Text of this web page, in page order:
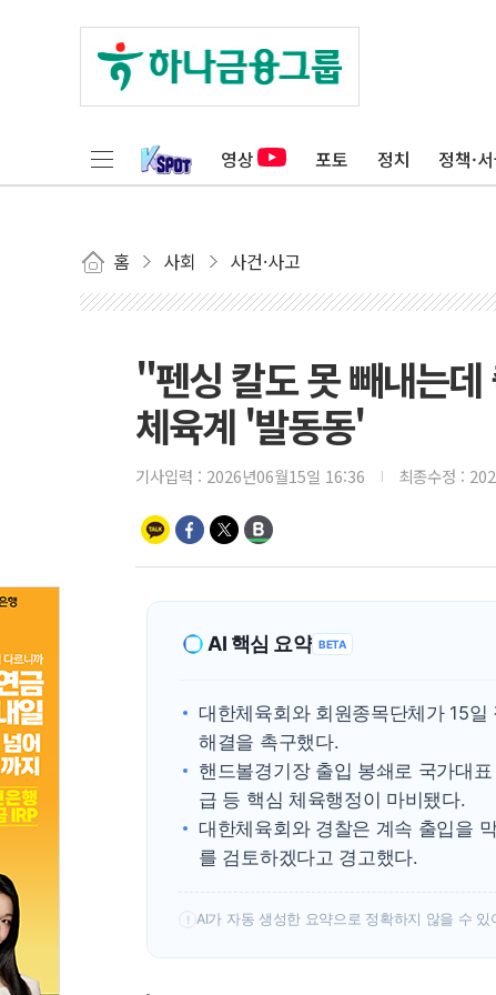
영상 포토 정치 정책·
홈 사회 사건·사고
"펜싱 칼도 못 빼내는
체육계 '발동동'
기사입력 : 2026년06월15일 16:36 최종수정 :
AI 핵심 요약 BETA
대한체육회와 회원종목단체가 15
해결을 촉구했다.
핸드볼경기장 출입 봉쇄로 국가대
급 등 핵심 체육행정이 마비됐다.
대한체육회와 경찰은 계속 출입을
를 검토하겠다고 경고했다.
! AI가 자동 생성한 요약으로 정확하지 않을 수 있